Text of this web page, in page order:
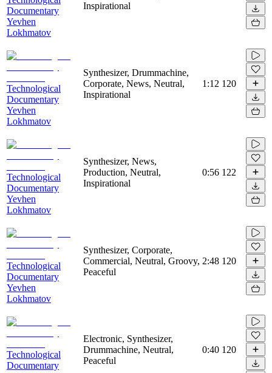
Documentary
Yevhen
Lokhmatov
Inspirational
Technological
Documentary
Yevhen
Lokhmatov
Synthesizer, Drummachine,
Corporate, News, Neutral,
Inspirational
1:12 120
Technological
Documentary
Yevhen
Lokhmatov
Synthesizer, News,
Production, Neutral,
Inspirational
0:56 122
Technological
Documentary
Yevhen
Lokhmatov
Synthesizer, Corporate,
Commercial, Neutral, Groovy,
Peaceful
2:48 120
Technological
Documentary
Electronic, Synthesizer,
Drummachine, Neutral,
Peaceful
0:40 120